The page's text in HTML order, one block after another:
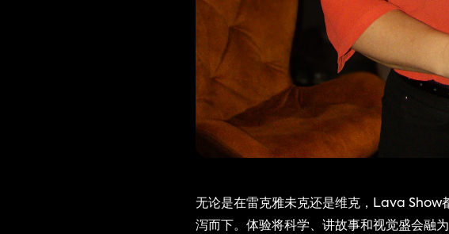
无论是在雷克雅未克还是维克，Lava Show
泻而下。体验将科学、讲故事和视觉盛会融